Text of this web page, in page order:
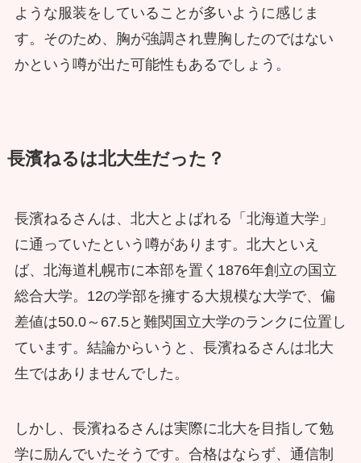
ような服装をしていることが多いように感じま
す。そのため、胸が強調され豊胸したのではない
かという噂が出た可能性もあるでしょう。
長濱ねるは北大生だった？
長濱ねるさんは、北大とよばれる「北海道大学」
に通っていたという噂があります。北大といえ
ば、北海道札幌市に本部を置く1876年創立の国立
総合大学。12の学部を擁する大規模な大学で、偏
差値は50.0～67.5と難関国立大学のランクに位置し
ています。結論からいうと、長濱ねるさんは北大
生ではありませんでした。
しかし、長濱ねるさんは実際に北大を目指して勉
学に励んでいたそうです。合格はならず、通信制